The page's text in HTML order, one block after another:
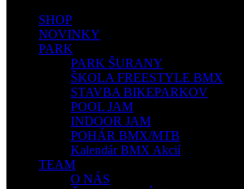
SHOP
NOVINKY
PARK
PARK ŠURANY
ŠKOLA FREESTYLE BMX
STAVBA BIKEPARKOV
POOL JAM
INDOOR JAM
POHÁR BMX/MTB
Kalendár BMX Akcií
TEAM
O NÁS